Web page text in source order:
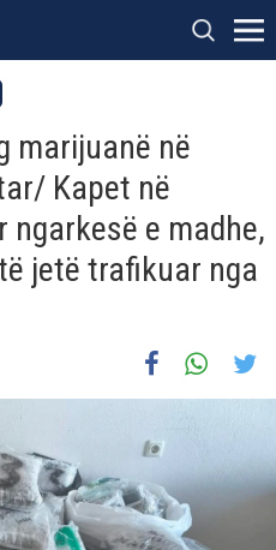
marijuanë në
Kapet në
ngarkesë e madhe,
jetë trafikuar nga